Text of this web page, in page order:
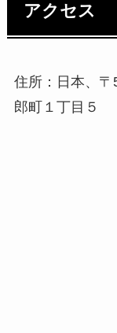
アクセス
住所：日本、
郎町１丁目５